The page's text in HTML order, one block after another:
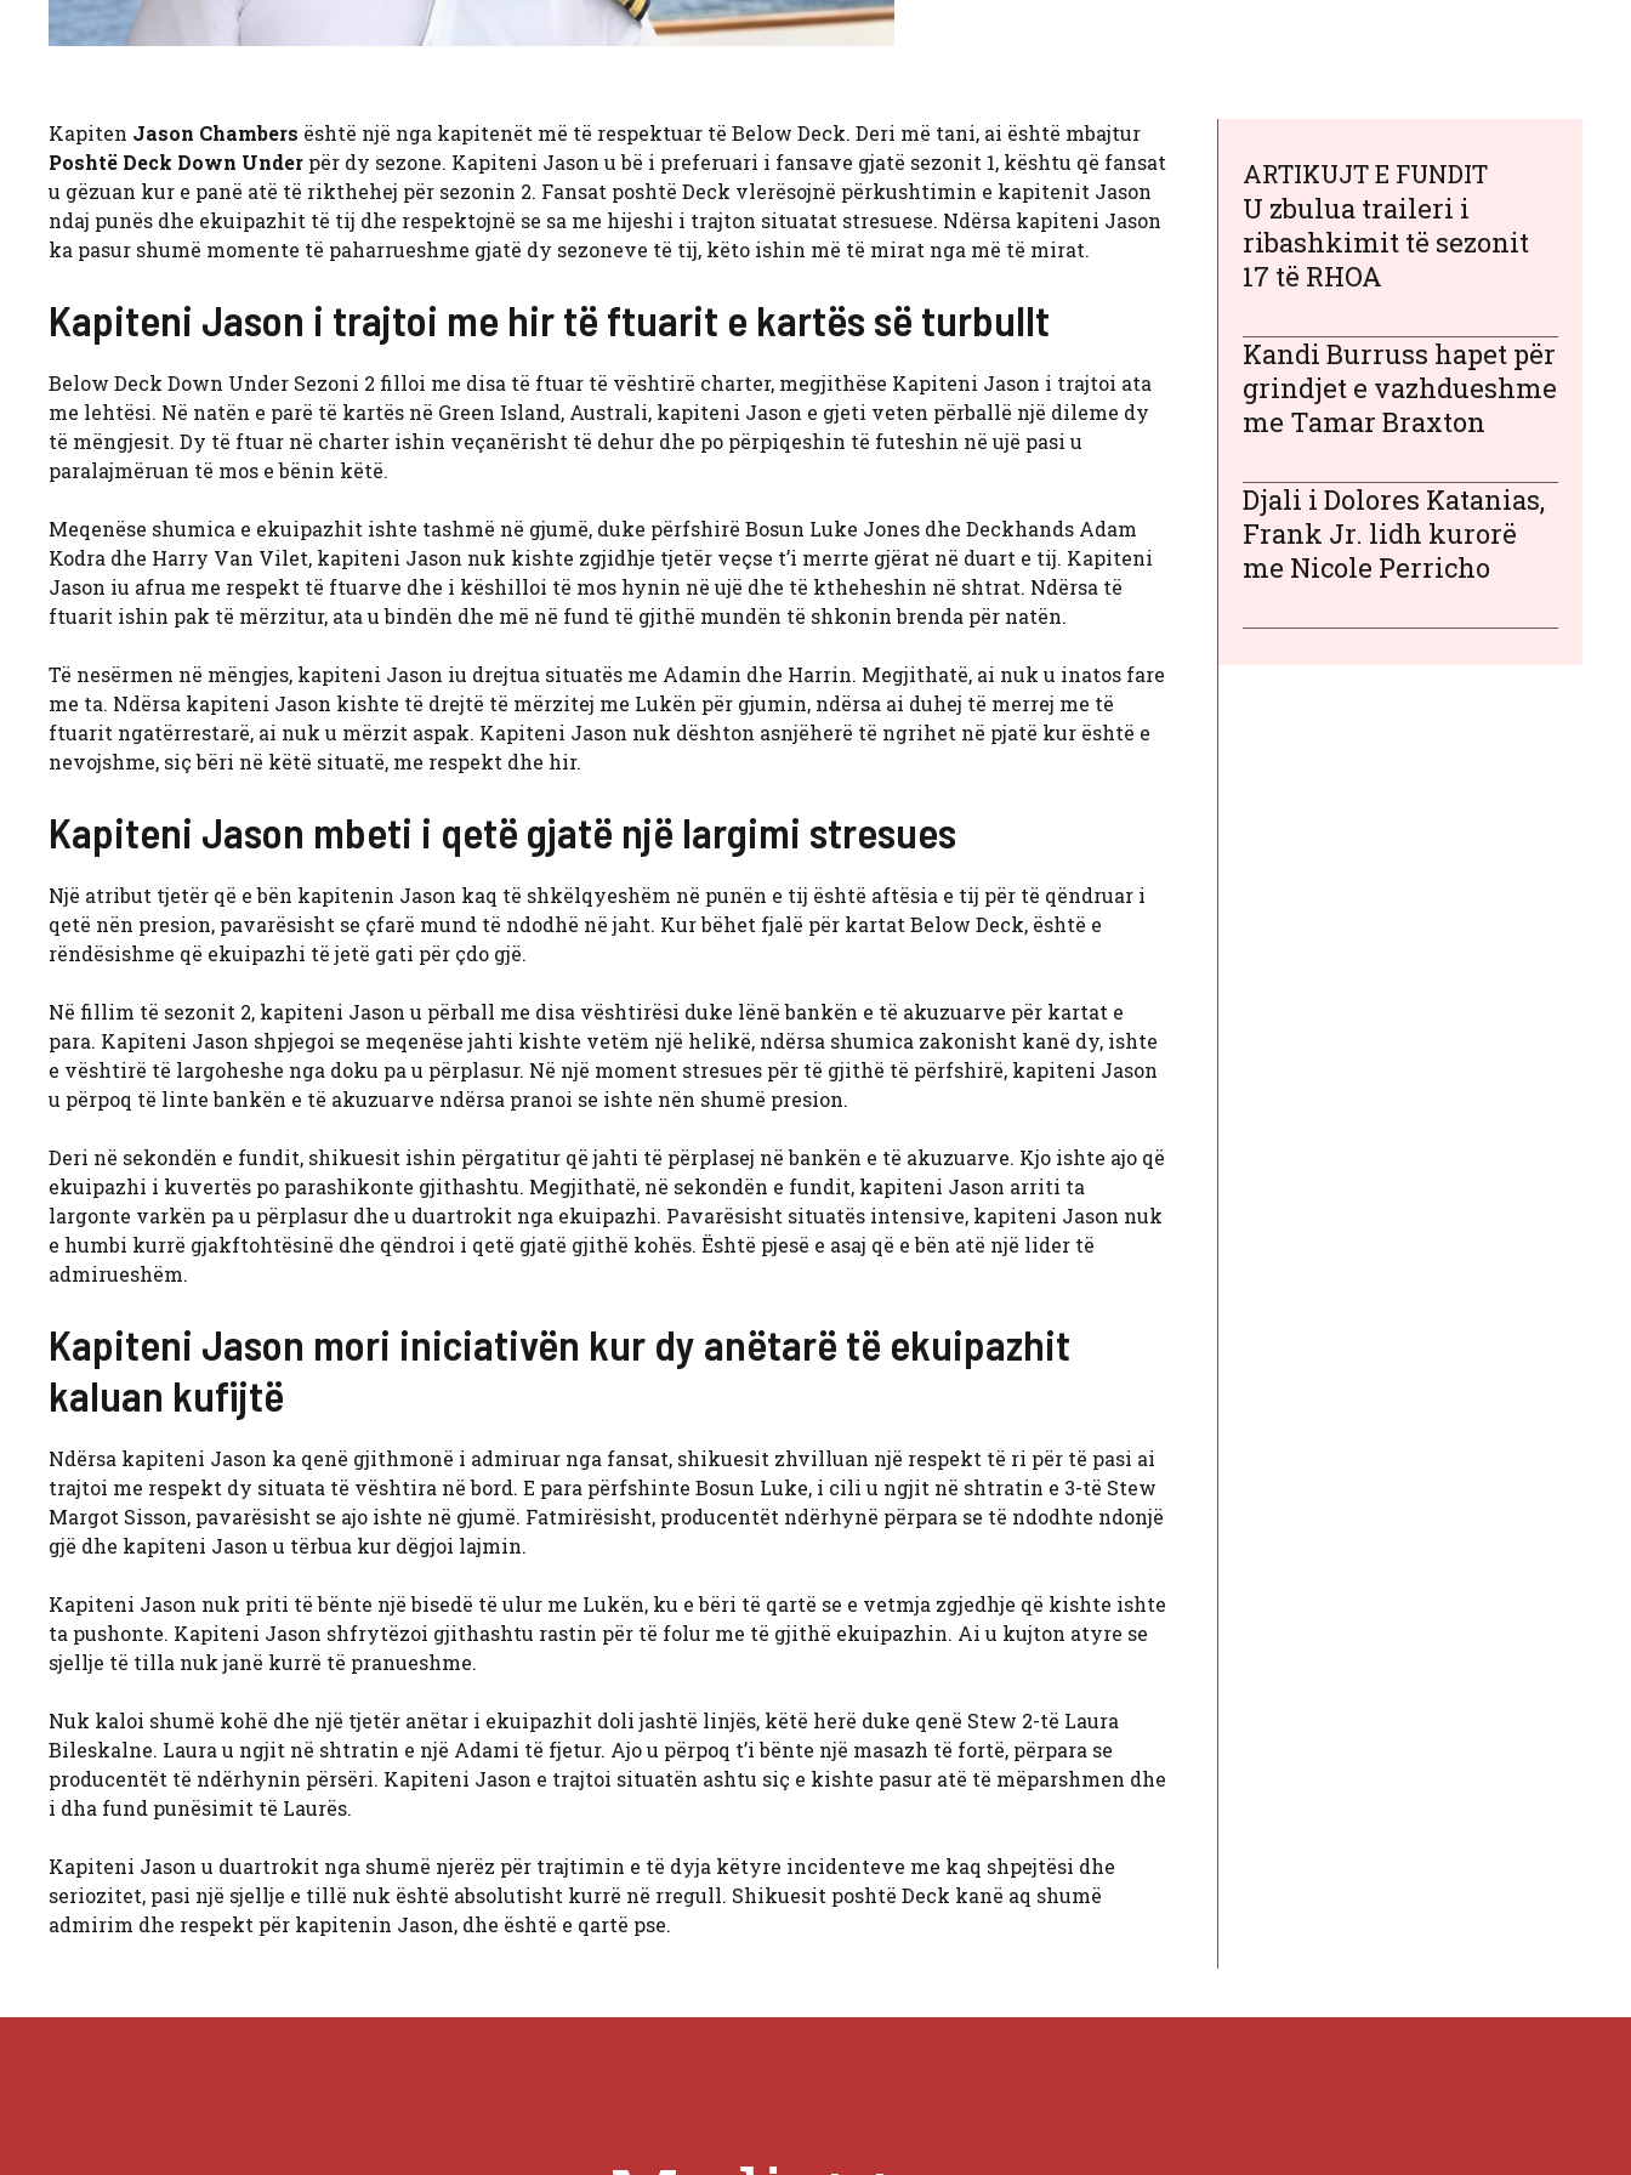
Kapiten Jason Chambers është një nga kapitenët më të respektuar të Below Deck. Deri më tani, ai është mbajtur
Poshtë Deck Down Under për dy sezone. Kapiteni Jason u bë i preferuari i fansave gjatë sezonit 1, kështu që fansat
u gëzuan kur e panë atë të rikthehej për sezonin 2. Fansat poshtë Deck vlerësojnë përkushtimin e kapitenit Jason
ndaj punës dhe ekuipazhit të tij dhe respektojnë se sa me hijeshi i trajton situatat stresuese. Ndërsa kapiteni Jason
ka pasur shumë momente të paharrueshme gjatë dy sezoneve të tij, këto ishin më të mirat nga më të mirat.
Kapiteni Jason i trajtoi me hir të ftuarit e kartës së turbullt
Below Deck Down Under Sezoni 2 filloi me disa të ftuar të vështirë charter, megjithëse Kapiteni Jason i trajtoi ata
me lehtësi. Në natën e parë të kartës në Green Island, Australi, kapiteni Jason e gjeti veten përballë një dileme dy
të mëngjesit. Dy të ftuar në charter ishin veçanërisht të dehur dhe po përpiqeshin të futeshin në ujë pasi u
paralajmëruan të mos e bënin këtë.
Meqenëse shumica e ekuipazhit ishte tashmë në gjumë, duke përfshirë Bosun Luke Jones dhe Deckhands Adam
Kodra dhe Harry Van Vilet, kapiteni Jason nuk kishte zgjidhje tjetër veçse t’i merrte gjërat në duart e tij. Kapiteni
Jason iu afrua me respekt të ftuarve dhe i këshilloi të mos hynin në ujë dhe të ktheheshin në shtrat. Ndërsa të
ftuarit ishin pak të mërzitur, ata u bindën dhe më në fund të gjithë mundën të shkonin brenda për natën.
Të nesërmen në mëngjes, kapiteni Jason iu drejtua situatës me Adamin dhe Harrin. Megjithatë, ai nuk u inatos fare
me ta. Ndërsa kapiteni Jason kishte të drejtë të mërzitej me Lukën për gjumin, ndërsa ai duhej të merrej me të
ftuarit ngatërrestarë, ai nuk u mërzit aspak. Kapiteni Jason nuk dështon asnjëherë të ngrihet në pjatë kur është e
nevojshme, siç bëri në këtë situatë, me respekt dhe hir.
Kapiteni Jason mbeti i qetë gjatë një largimi stresues
Një atribut tjetër që e bën kapitenin Jason kaq të shkëlqyeshëm në punën e tij është aftësia e tij për të qëndruar i
qetë nën presion, pavarësisht se çfarë mund të ndodhë në jaht. Kur bëhet fjalë për kartat Below Deck, është e
rëndësishme që ekuipazhi të jetë gati për çdo gjë.
Në fillim të sezonit 2, kapiteni Jason u përball me disa vështirësi duke lënë bankën e të akuzuarve për kartat e
para. Kapiteni Jason shpjegoi se meqenëse jahti kishte vetëm një helikë, ndërsa shumica zakonisht kanë dy, ishte
e vështirë të largoheshe nga doku pa u përplasur. Në një moment stresues për të gjithë të përfshirë, kapiteni Jason
u përpoq të linte bankën e të akuzuarve ndërsa pranoi se ishte nën shumë presion.
Deri në sekondën e fundit, shikuesit ishin përgatitur që jahti të përplasej në bankën e të akuzuarve. Kjo ishte ajo që
ekuipazhi i kuvertës po parashikonte gjithashtu. Megjithatë, në sekondën e fundit, kapiteni Jason arriti ta
largonte varkën pa u përplasur dhe u duartrokit nga ekuipazhi. Pavarësisht situatës intensive, kapiteni Jason nuk
e humbi kurrë gjakftohtësinë dhe qëndroi i qetë gjatë gjithë kohës. Është pjesë e asaj që e bën atë një lider të
admirueshëm.
Kapiteni Jason mori iniciativën kur dy anëtarë të ekuipazhit
kaluan kufijtë
Ndërsa kapiteni Jason ka qenë gjithmonë i admiruar nga fansat, shikuesit zhvilluan një respekt të ri për të pasi ai
trajtoi me respekt dy situata të vështira në bord. E para përfshinte Bosun Luke, i cili u ngjit në shtratin e 3-të Stew
Margot Sisson, pavarësisht se ajo ishte në gjumë. Fatmirësisht, producentët ndërhynë përpara se të ndodhte ndonjë
gjë dhe kapiteni Jason u tërbua kur dëgjoi lajmin.
Kapiteni Jason nuk priti të bënte një bisedë të ulur me Lukën, ku e bëri të qartë se e vetmja zgjedhje që kishte ishte
ta pushonte. Kapiteni Jason shfrytëzoi gjithashtu rastin për të folur me të gjithë ekuipazhin. Ai u kujton atyre se
sjellje të tilla nuk janë kurrë të pranueshme.
Nuk kaloi shumë kohë dhe një tjetër anëtar i ekuipazhit doli jashtë linjës, këtë herë duke qenë Stew 2-të Laura
Bileskalne. Laura u ngjit në shtratin e një Adami të fjetur. Ajo u përpoq t’i bënte një masazh të fortë, përpara se
producentët të ndërhynin përsëri. Kapiteni Jason e trajtoi situatën ashtu siç e kishte pasur atë të mëparshmen dhe
i dha fund punësimit të Laurës.
Kapiteni Jason u duartrokit nga shumë njerëz për trajtimin e të dyja këtyre incidenteve me kaq shpejtësi dhe
seriozitet, pasi një sjellje e tillë nuk është absolutisht kurrë në rregull. Shikuesit poshtë Deck kanë aq shumë
admirim dhe respekt për kapitenin Jason, dhe është e qartë pse.
ARTIKUJT E FUNDIT
U zbulua traileri i
ribashkimit të sezonit
17 të RHOA
Kandi Burruss hapet për
grindjet e vazhdueshme
me Tamar Braxton
Djali i Dolores Katanias,
Frank Jr. lidh kurorë
me Nicole Perricho